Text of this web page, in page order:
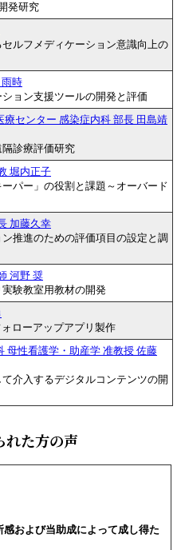
発研究
ルフメディケーション意識向上の
時
ョン支援ツールの開発と評価
センター 感染症内科 部長 田島靖
診療評価研究
堀内正子
パー」の役割と課題～オーバード
加藤久幸
推進のための評価項目の設定と調
河野 奨
験教室用教材の開発
ローアップアプリ製作
母性看護学・助産学 准教授 佐藤
介入するデジタルコンテンツの開
れた方の声
および当助成によって成し得た